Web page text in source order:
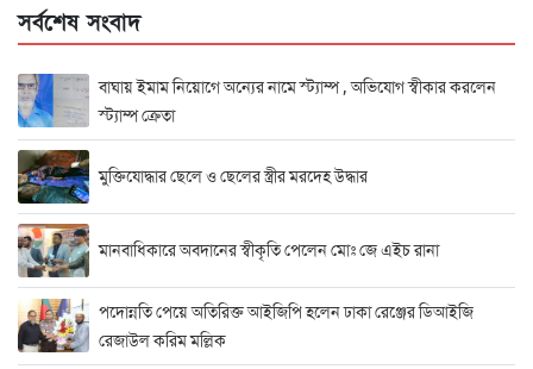
সর্বশেষ সংবাদ
বাঘায় ইমাম নিয়োগে অন্যের নামে স্ট্যাম্প , অভিযোগ স্বীকার করলেন
স্ট্যাম্প ক্রেতা
মুক্তিযোদ্ধার ছেলে ও ছেলের স্ত্রীর মরদেহ উদ্ধার
মানবাধিকারে অবদানের স্বীকৃতি পেলেন মোঃ জে এইচ রানা
পদোন্নতি পেয়ে অতিরিক্ত আইজিপি হলেন ঢাকা রেঞ্জের ডিআইজি
রেজাউল করিম মল্লিক